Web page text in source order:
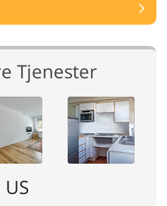
Tjenester
US